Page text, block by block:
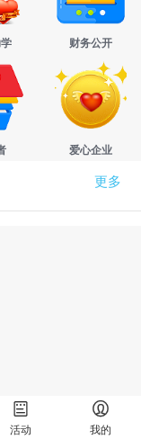
活动 我的
财务公开
爱心企业
更多